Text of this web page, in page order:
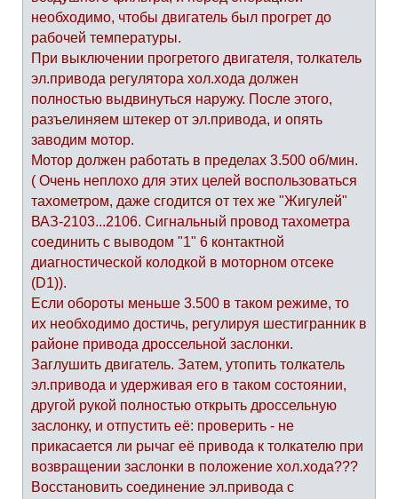
необходимо, чтобы двигатель был прогрет до
рабочей температуры.
При выключении прогретого двигателя, толкатель
эл.привода регулятора хол.хода должен
полностью выдвинуться наружу. После этого,
разъелиняем штекер от эл.привода, и опять
заводим мотор.
Мотор должен работать в пределах 3.500 об/мин.
( Очень неплохо для этих целей воспользоваться
тахометром, даже сгодится от тех же "Жигулей"
ВАЗ-2103...2106. Сигнальный провод тахометра
соединить с выводом "1" 6 контактной
диагностической колодкой в моторном отсеке
(D1)).
Если обороты меньше 3.500 в таком режиме, то
их необходимо достичь, регулируя шестигранник в
районе привода дроссельной заслонки.
Заглушить двигатель. Затем, утопить толкатель
эл.привода и удерживая его в таком состоянии,
другой рукой полностью открыть дроссельную
заслонку, и отпустить её: проверить - не
прикасается ли рычаг её привода к толкателю при
возвращении заслонки в положение хол.хода???
Восстановить соединение эл.привода с